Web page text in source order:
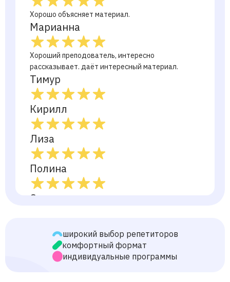
Хорошо объясняет материал.
Марианна
Хороший преподователь, интересно
рассказывает. даёт интересный материал.
Тимур
Кирилл
Лиза
Полина
Ольга
Мария
Мария
широкий выбор репетиторов
комфортный формат
индивидуальные программы